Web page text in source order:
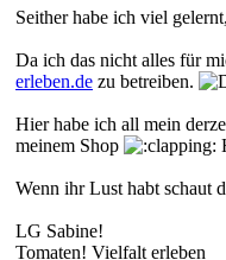
Seither habe ich viel
Da ich das nicht alles für
erleben.de zu betreiben.
Hier habe ich all mein
meinem Shop
Wenn ihr Lust habt schaut
LG Sabine!
Tomaten! Vielfalt erleben